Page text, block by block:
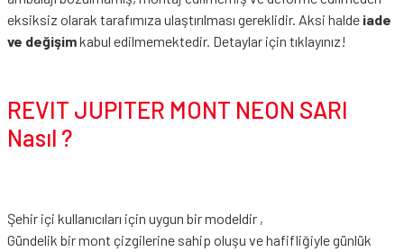
eksiksiz olarak tarafımıza ulaştırılması gereklidir. Aksi halde iade
ve değişimkabul edilmemektedir. Detaylar için tıklayınız!
REVIT JUPITER MONT NEON SARI
Nasıl ?
Şehir içi kullanıcıları için uygun bir modeldir ,
Gündelik bir mont çizgilerine sahip oluşu ve hafifliğiyle günlük